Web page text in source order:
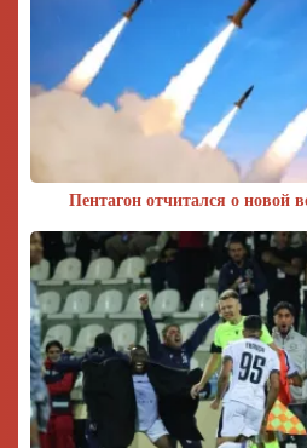
Пентагон отчитался о новой